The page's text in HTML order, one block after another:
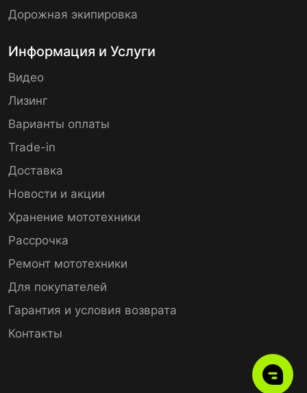
Дорожная экипировка
Информация и Услуги
Видео
Лизинг
Варианты оплаты
Trade-in
Доставка
Новости и акции
Хранение мототехники
Рассрочка
Ремонт мототехники
Для покупателей
Гарантия и условия возврата
Контакты